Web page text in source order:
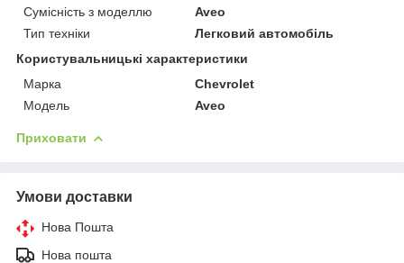
Сумісність з моделлю
Aveo
Тип техніки
Легковий автомобіль
Користувальницькі характеристики
Марка
Chevrolet
Модель
Aveo
Приховати
Умови доставки
Нова Пошта
Нова пошта